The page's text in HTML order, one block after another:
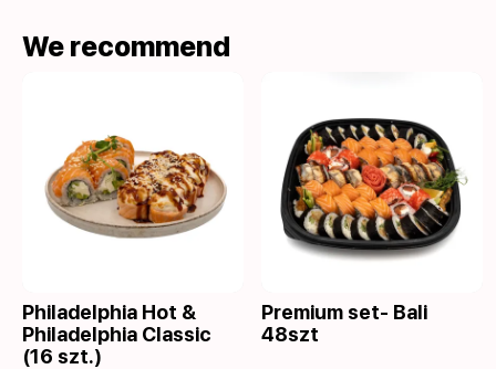
We recommend
Philadelphia Hot &
Philadelphia Classic
(16 szt.)
Premium set- Bali
48szt